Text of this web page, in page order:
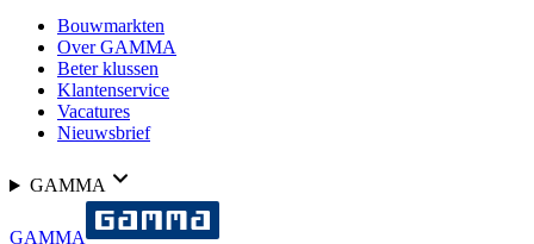
Bouwmarkten
Over GAMMA
Beter klussen
Klantenservice
Vacatures
Nieuwsbrief
GAMMA
GAMMA